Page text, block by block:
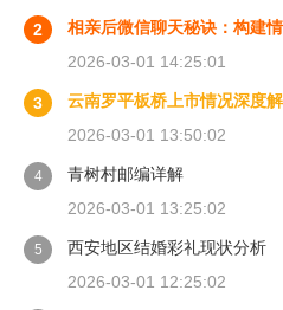
2
相亲后微信聊天秘诀：构建
2026-03-01 14:25:01
3
云南罗平板桥上市情况深度
2026-03-01 13:50:02
4
青树村邮编详解
2026-03-01 13:25:02
5
西安地区结婚彩礼现状分析
2026-03-01 12:25:02